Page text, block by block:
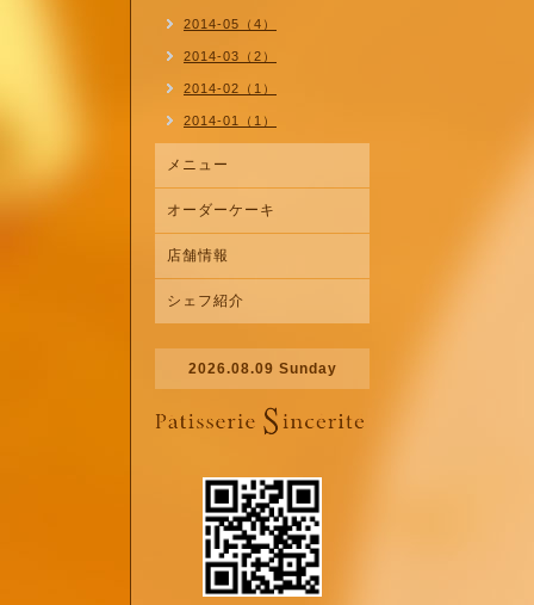
2014-05（4）
2014-03（2）
2014-02（1）
2014-01（1）
メニュー
オーダーケーキ
店舗情報
シェフ紹介
2026.08.09 Sunday